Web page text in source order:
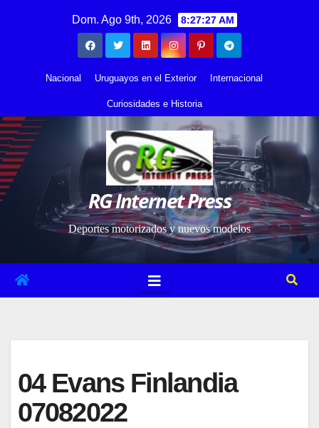
Dom. Ago 9th, 2026 8:27:28 AM
Nacional Uruguayos en el Exterior Internacional
Curiosidades e Historia
RG Internet Press
Deportes motorizados y nuevos modelos
04 Evans Finlandia
07082022